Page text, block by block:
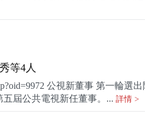
等4人
公視新董事 第一輪選
屆公共電視新任董事。... 詳情 >